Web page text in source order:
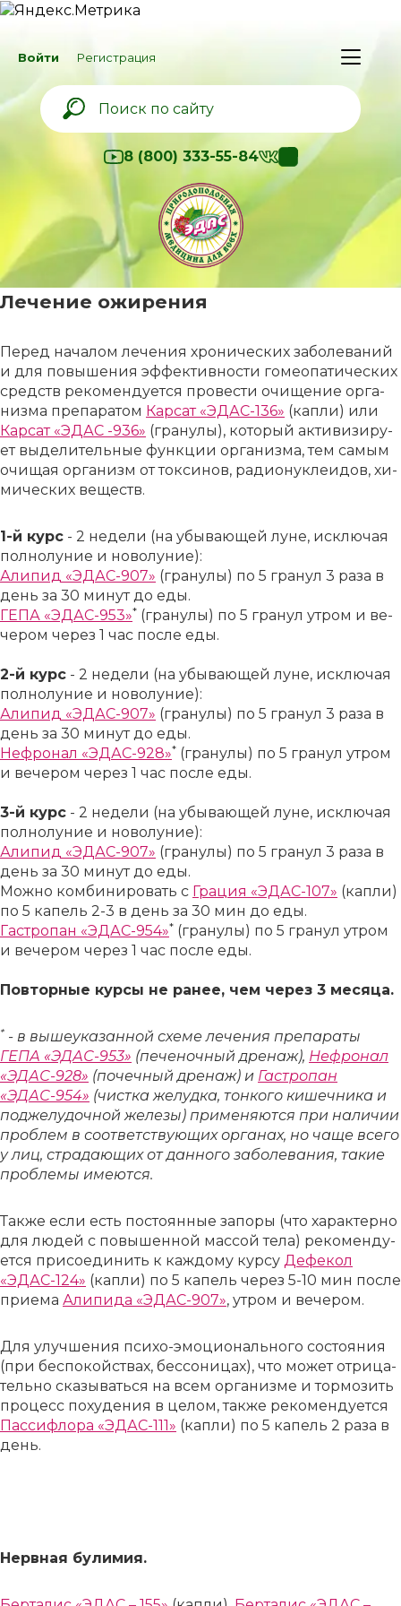
Войти Регистрация
8 (800) 333-55-84
Лечение ожирения
Пе­ред на­ча­лом ле­че­ния хро­ни­че­ских за­бо­ле­ва­ний
и для по­вы­ше­ния эф­фек­тив­но­сти го­мео­па­ти­че­ских
средств ре­ко­мен­ду­ет­ся про­ве­сти очи­ще­ние ор­га­
низ­ма пре­па­ра­том Кар­сат «ЭДАС-136» (кап­ли) или
Кар­сат «ЭДАС -936» (гра­ну­лы), ко­то­рый ак­ти­ви­зи­ру­
ет вы­де­ли­тель­ные функ­ции ор­га­низ­ма, тем са­мым
очи­щая ор­га­низм от ток­си­нов, ра­ди­о­ну­кле­идов, хи­
ми­че­ских ве­ществ.
1-й курс - 2 не­де­ли (на убы­ва­ю­щей лу­не, ис­клю­чая
пол­но­лу­ние и но­во­лу­ние):
Али­пид «ЭДАС-907» (гра­ну­лы) по 5 гра­нул 3 ра­за в
день за 30 ми­нут до еды.
ГЕПА «ЭДАС-953»* (гра­ну­лы) по 5 гра­нул утром и ве­
че­ром че­рез 1 час по­сле еды.
2-й курс - 2 не­де­ли (на убы­ва­ю­щей лу­не, ис­клю­чая
пол­но­лу­ние и но­во­лу­ние):
Али­пид «ЭДАС-907» (гра­ну­лы) по 5 гра­нул 3 ра­за в
день за 30 ми­нут до еды.
Не­фро­нал «ЭДАС-928»* (гра­ну­лы) по 5 гра­нул утром
и ве­че­ром че­рез 1 час по­сле еды.
3-й курс - 2 не­де­ли (на убы­ва­ю­щей лу­не, ис­клю­чая
пол­но­лу­ние и но­во­лу­ние):
Али­пид «ЭДАС-907» (гра­ну­лы) по 5 гра­нул 3 ра­за в
день за 30 ми­нут до еды.
Мож­но ком­би­ни­ро­вать с Гра­ция «ЭДАС-107» (кап­ли)
по 5 ка­пель 2-3 в день за 30 мин до еды.
Гастро­пан «ЭДАС-954»* (гра­ну­лы) по 5 гра­нул утром
и ве­че­ром че­рез 1 час по­сле еды.
По­втор­ные кур­сы не ра­нее, чем че­рез 3 ме­ся­ца.
* - в вы­ше­ука­зан­ной схе­ме ле­че­ния пре­па­ра­ты
ГЕПА «ЭДАС-953» (пе­че­ноч­ный дре­наж), Не­фро­нал
«ЭДАС-928» (по­чеч­ный дре­наж) и Гастро­пан
«ЭДАС-954» (чист­ка же­луд­ка, тон­ко­го ки­шеч­ни­ка и
под­же­лу­доч­ной же­ле­зы) при­ме­ня­ют­ся при на­ли­чии
про­блем в со­от­вет­ству­ю­щих ор­га­нах, но ча­ще все­го
у лиц, стра­да­ю­щих от дан­но­го за­бо­ле­ва­ния, та­кие
про­бле­мы име­ют­ся.
Так­же если есть по­сто­ян­ные за­по­ры (что ха­рак­тер­но
для лю­дей с по­вы­шен­ной мас­сой те­ла) ре­ко­мен­ду­
ет­ся при­со­еди­нить к каж­до­му кур­су Де­фе­кол
«ЭДАС-124» (кап­ли) по 5 ка­пель че­рез 5-10 мин по­сле
при­е­ма Али­пи­да «ЭДАС-907», утром и ве­че­ром.
Для улуч­ше­ния пси­хо-эмо­ци­о­наль­но­го со­сто­я­ния
(при бес­по­койствах, бес­со­ни­цах), что мо­жет от­ри­ца­
тель­но ска­зы­вать­ся на всем ор­га­низ­ме и тор­мо­зить
про­цесс по­ху­де­ния в це­лом, так­же ре­ко­мен­ду­ет­ся
Пас­си­фло­ра «ЭДАС-111» (кап­ли) по 5 ка­пель 2 ра­за в
день.
Нерв­ная бу­ли­мия.